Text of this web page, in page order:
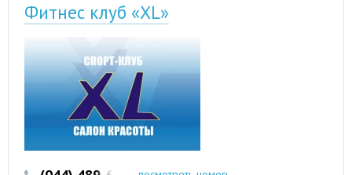
Фитнес клуб «XL»